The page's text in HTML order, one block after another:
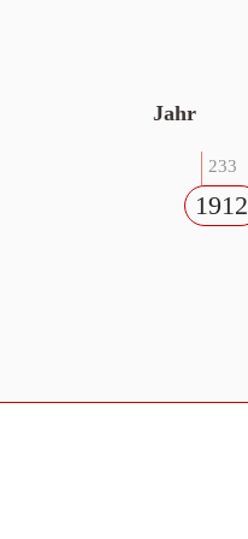
Jahr
233
1912